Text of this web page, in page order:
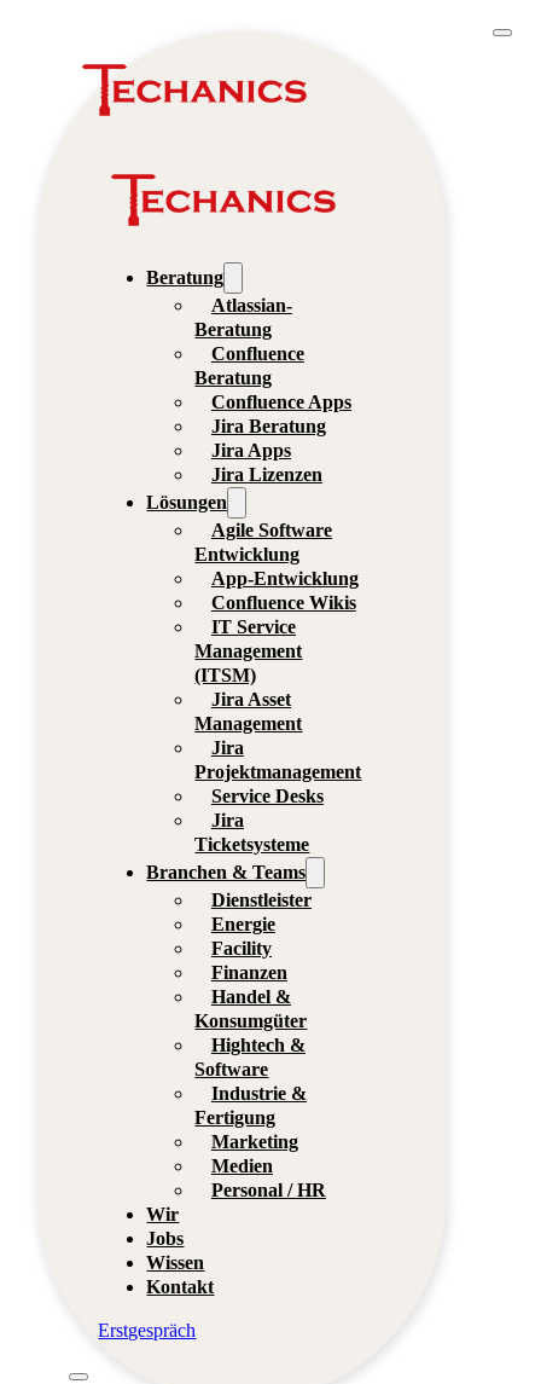
Beratung
Atlassian-
Beratung
Confluence
Beratung
Confluence Apps
Jira Beratung
Jira Apps
Jira Lizenzen
Lösungen
Agile Software
Entwicklung
App-Entwicklung
Confluence Wikis
IT Service
Management
(ITSM)
Jira Asset
Management
Jira
Projektmanagement
Service Desks
Jira
Ticketsysteme
Branchen & Teams
Dienstleister
Energie
Facility
Finanzen
Handel &
Konsumgüter
Hightech &
Software
Industrie &
Fertigung
Marketing
Medien
Personal / HR
Wir
Jobs
Wissen
Kontakt
Erstgespräch